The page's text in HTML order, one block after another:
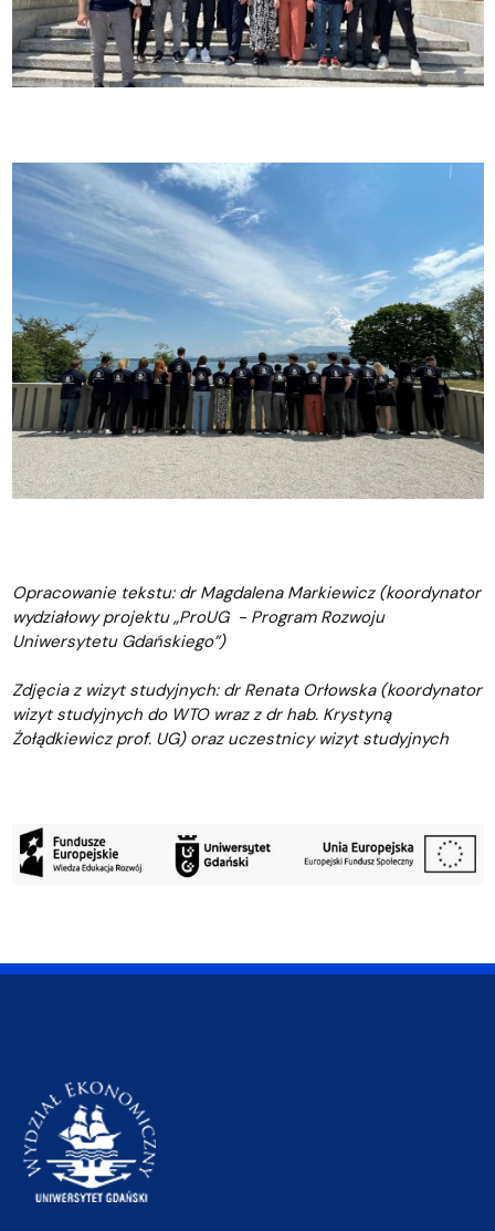
Opracowanie tekstu: dr Magdalena Markiewicz (koordynator
wydziałowy projektu „ProUG - Program Rozwoju
Uniwersytetu Gdańskiego”)
Zdjęcia z wizyt studyjnych: dr Renata Orłowska (koordynator
wizyt studyjnych do WTO wraz z dr hab. Krystyną
Żołądkiewicz prof. UG) oraz uczestnicy wizyt studyjnych